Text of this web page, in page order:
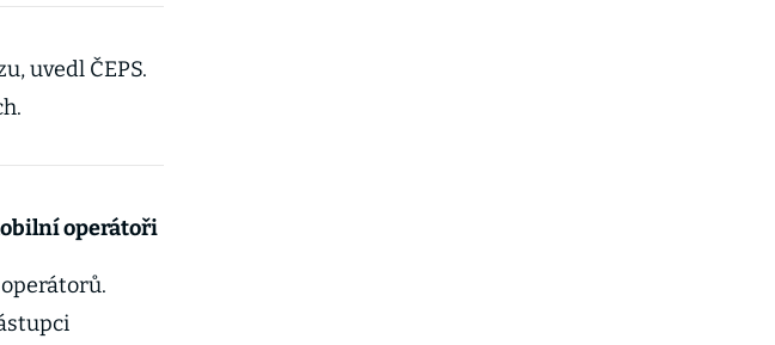
uvedl ČEPS.
operátoři